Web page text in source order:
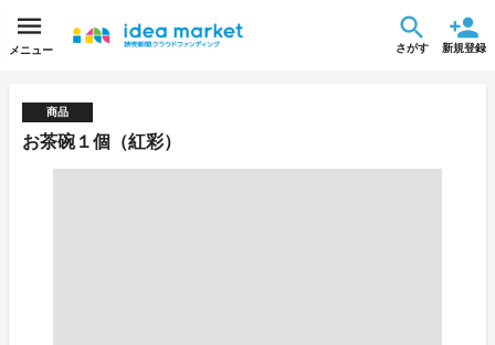
メニュー さがす 新規登録
商品
お茶碗１個（紅彩）